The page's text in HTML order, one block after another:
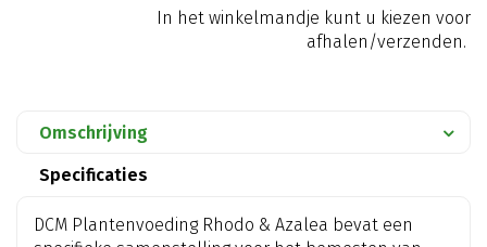
In het winkelmandje kunt u kiezen voor
afhalen/verzenden.
Omschrijving
Specificaties
DCM Plantenvoeding Rhodo & Azalea bevat een